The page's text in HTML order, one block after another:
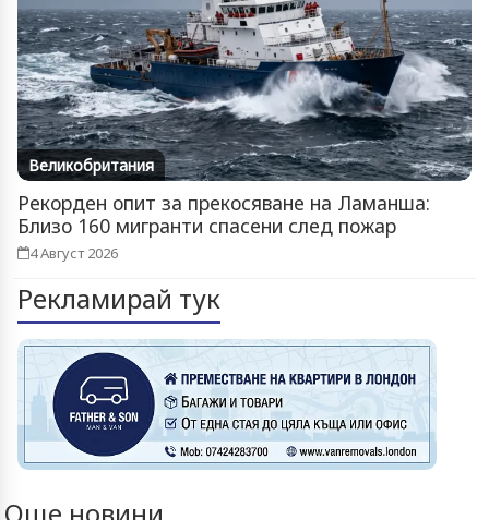
Великобритания
Рекорден опит за прекосяване на Ламанша:
Близо 160 мигранти спасени след пожар
4 Август 2026
Рекламирай тук
Още новини